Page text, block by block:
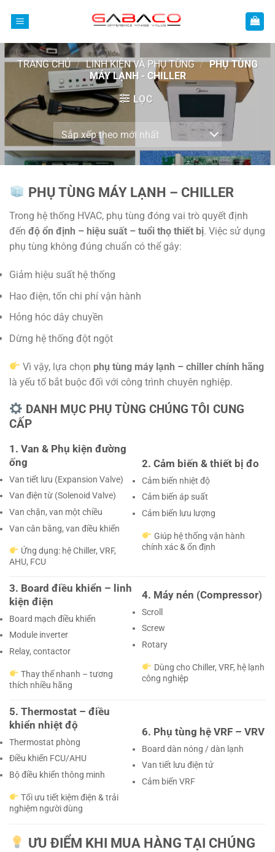
dung
TRANG CHỦ / LINH KIỆN VÀ PHỤ TÙNG / PHỤ TÙNG
MÁY LẠNH - CHILLER
LỌC
PHỤ TÙNG MÁY LẠNH – CHILLER
Trong hệ thống HVAC, phụ tùng đóng vai trò quyết định
đến độ ổn định – hiệu suất – tuổi thọ thiết bị. Việc sử dụng
phụ tùng không đúng chuẩn có thể gây:
Giảm hiệu suất hệ thống
Hao điện, tốn chi phí vận hành
Hỏng hóc dây chuyền
Dừng hệ thống đột ngột
Vì vậy, lựa chọn phụ tùng máy lạnh – chiller chính hãng
là yếu tố bắt buộc đối với công trình chuyên nghiệp.
DANH MỤC PHỤ TÙNG CHÚNG TÔI CUNG
CẤP
1. Van & Phụ kiện đường
ống
Van tiết lưu (Expansion Valve)
Van điện từ (Solenoid Valve)
Van chặn, van một chiều
Van cân bằng, van điều khiển
Ứng dụng: hệ Chiller, VRF,
AHU, FCU
2. Cảm biến & thiết bị đo
Cảm biến nhiệt độ
Cảm biến áp suất
Cảm biến lưu lượng
Giúp hệ thống vận hành
chính xác & ổn định
3. Board điều khiển – linh
kiện điện
Board mạch điều khiển
Module inverter
Relay, contactor
Thay thế nhanh – tương
thích nhiều hãng
4. Máy nén (Compressor)
Scroll
Screw
Rotary
Dùng cho Chiller, VRF, hệ lạnh
công nghiệp
5. Thermostat – điều
khiển nhiệt độ
Thermostat phòng
Điều khiển FCU/AHU
Bộ điều khiển thông minh
Tối ưu tiết kiệm điện & trải
nghiệm người dùng
6. Phụ tùng hệ VRF – VRV
Board dàn nóng / dàn lạnh
Van tiết lưu điện tử
Cảm biến VRF
ƯU ĐIỂM KHI MUA HÀNG TẠI CHÚNG